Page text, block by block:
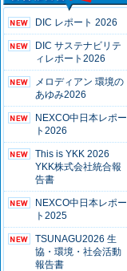
DIC レポート 2026
DIC サステナビリテ
ィレポート2026
メロディアン 環境の
あゆみ2026
NEXCO中日本レポー
ト2026
This is YKK 2026
YKK株式会社統合報
告書
NEXCO中日本レポー
ト2025
TSUNAGU2026 生
協・環境・社会活動
報告書